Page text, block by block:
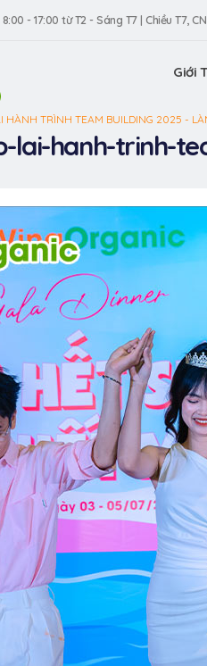
8:00 - 17:00 từ T2 - Sáng T7 | Chiều T7,
Giới
HÀNH TRÌNH TEAM BUILDING 2025 -
lai-hanh-trinh-